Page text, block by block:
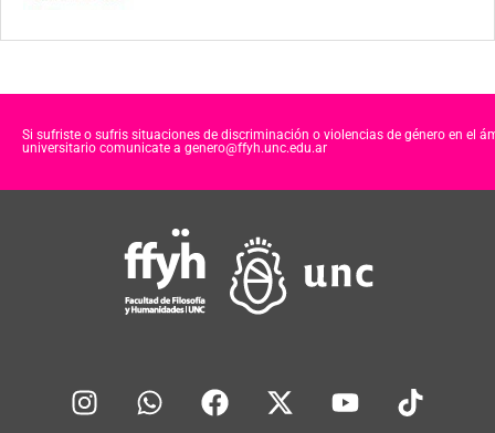
Si sufriste o sufris situaciones de discriminación o violencias de género en el
universitario comunicate a genero@ffyh.unc.edu.ar